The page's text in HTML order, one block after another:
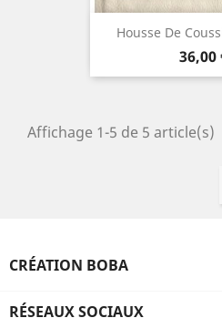
Housse De
Prix
36,00
Affichage 1-5 de 5 article(s)
CRÉATION BOBA
RÉSEAUX SOCIAUX